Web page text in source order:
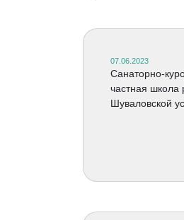
07.06.2023
Санаторно-
частная школа
Шуваловской